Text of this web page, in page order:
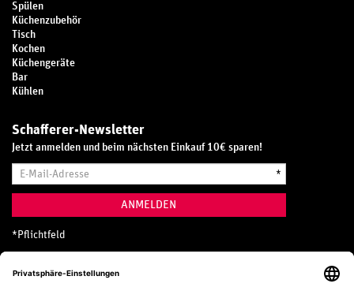
Spülen
Küchenzubehör
Tisch
Kochen
Küchengeräte
Bar
Kühlen
Schafferer-Newsletter
Jetzt anmelden und beim nächsten Einkauf 10€ sparen!
Mail-
*
ANMELDEN
* Pflichtfeld
Hotline